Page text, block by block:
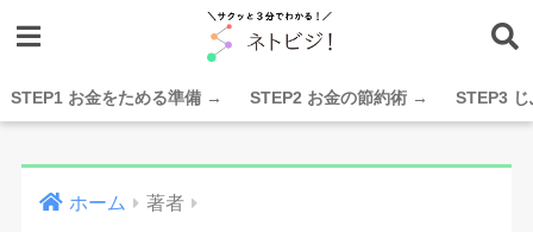
STEP1 お金をためる準備 → STEP2 お金の節約術 → STEP3
ホーム 著者